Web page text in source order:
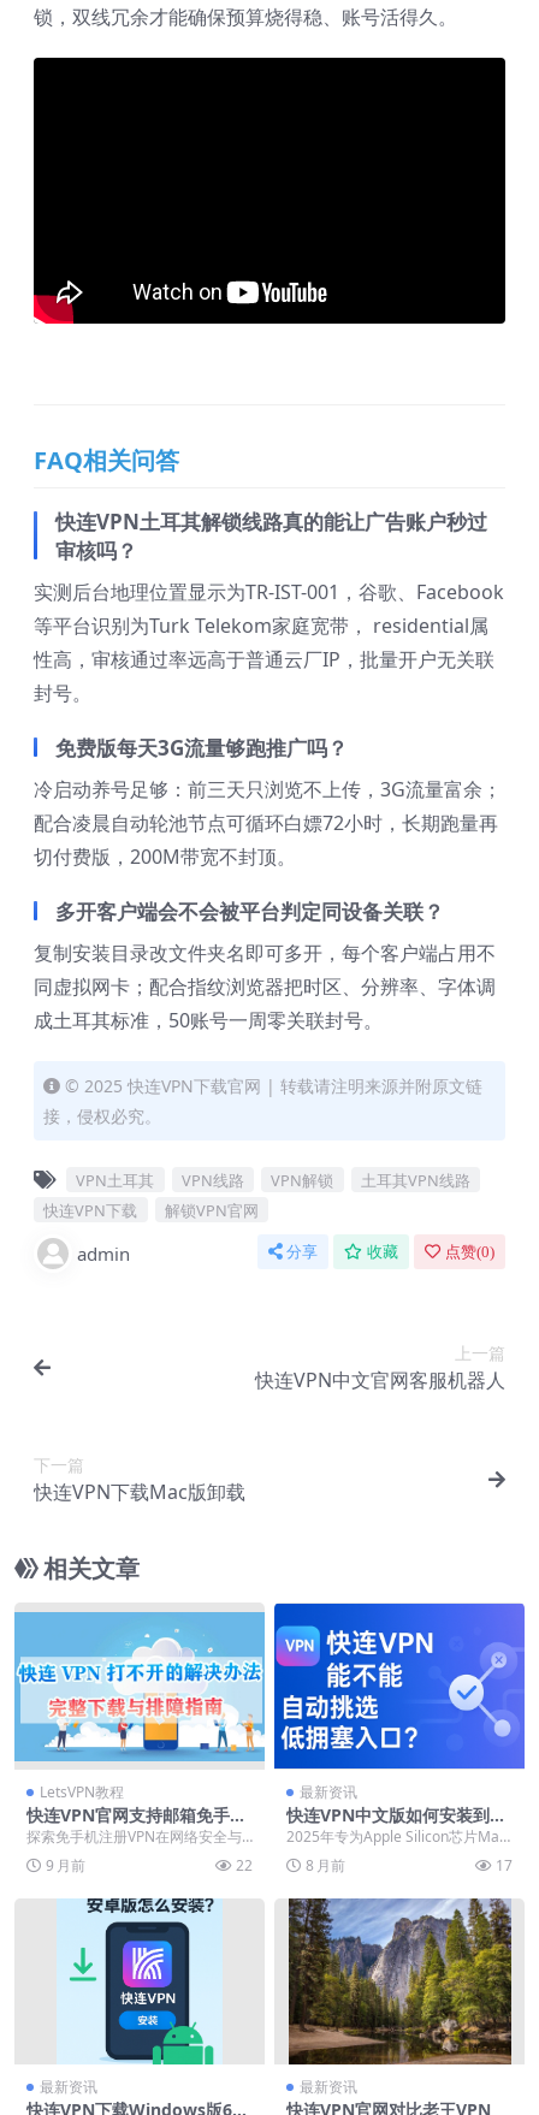
锁，双线冗余才能确保预算烧得稳、账号活得久。
FAQ相关问答
快连VPN土耳其解锁线路真的能让广告账户秒过
审核吗？
实测后台地理位置显示为TR-IST-001，谷歌、Facebook
等平台识别为Turk Telekom家庭宽带， residential属
性高，审核通过率远高于普通云厂IP，批量开户无关联
封号。
免费版每天3G流量够跑推广吗？
冷启动养号足够：前三天只浏览不上传，3G流量富余；
配合凌晨自动轮池节点可循环白嫖72小时，长期跑量再
切付费版，200M带宽不封顶。
多开客户端会不会被平台判定同设备关联？
复制安装目录改文件夹名即可多开，每个客户端占用不
同虚拟网卡；配合指纹浏览器把时区、分辨率、字体调
成土耳其标准，50账号一周零关联封号。
© 2025 快连VPN下载官网 | 转载请注明来源并附原文链
接，侵权必究。
VPN土耳其 VPN线路 VPN解锁
土耳其VPN线路
快连VPN下载
解锁VPN官网
admin 分享 收藏 点赞(0)
上一篇
快连VPN中文官网客服机器人
下一篇
快连VPN下载Mac版卸载
相关文章
LetsVPN教程
快连VPN官网支持邮箱免手机
注册
探索免手机注册VPN在网络安全与
推广中的关键作用。这类服务通过
邮箱注册极大提升用...
9 月前 22
最新资讯
快连VPN中文版如何安装到M
ac？2025年Apple Silicon原
2025年专为Apple Silicon芯片Mac
打造的快连VPN中文版安装指南...
8 月前 17
最新资讯
快连VPN下载Windows版64
最新资讯
快连VPN官网对比老王VPN